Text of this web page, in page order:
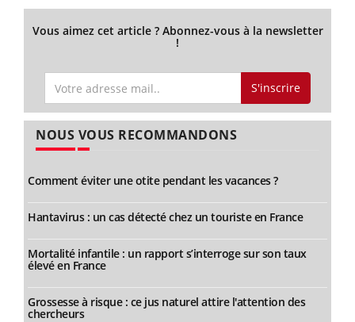
Vous aimez cet article ? Abonnez-vous à la newsletter
!
S'inscrire
NOUS VOUS RECOMMANDONS
Comment éviter une otite pendant les vacances ?
Hantavirus : un cas détecté chez un touriste en France
Mortalité infantile : un rapport s’interroge sur son taux
élevé en France
Grossesse à risque : ce jus naturel attire l'attention des
chercheurs